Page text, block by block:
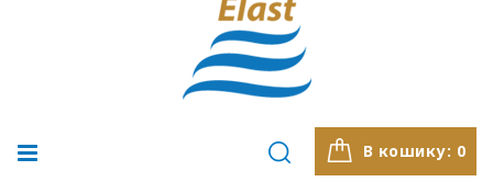
В кошику: 0